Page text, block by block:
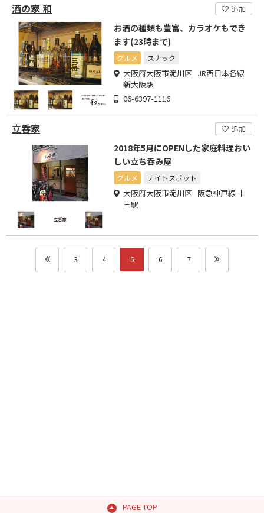
酒の家 和 追加
お酒の種類も豊富、カラオケもでき
ます(23時まで)
グルメ スナック
大阪府大阪市淀川区 JR西日本各線
新大阪駅
06-6397-1116
立呑家 追加
2018年5月にOPENした家庭料理おい
しい立ち呑み屋
グルメ ナイトスポット
大阪府大阪市淀川区 阪急神戸線 十
三駅
3 4 5 6 7
PAGE TOP